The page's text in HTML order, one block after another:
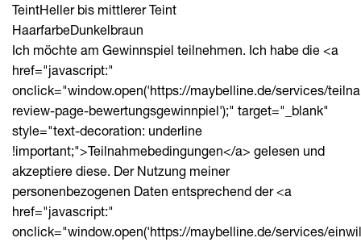
TeintHeller bis mittlerer Teint
HaarfarbeDunkelbraun
Ich möchte am Gewinnspiel teilnehmen. Ich habe die <a
href="javascript:"
onclick="window.open('https://maybelline.de/services/
review-page-bewertungsgewinnpiel');" target="_blank"
style="text-decoration: underline
!important;">Teilnahmebedingungen</a> gelesen und
akzeptiere diese. Der Nutzung meiner
personenbezogenen Daten entsprechend der <a
href="javascript:"
onclick="window.open('https://maybelline.de/services/